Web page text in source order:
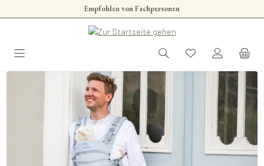
Zum Hauptinhalt springenEmpfohlen von Fachpersonen